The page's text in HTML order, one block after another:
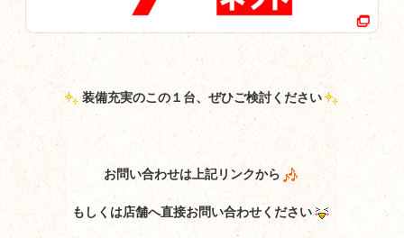
装備充実のこの１台、ぜひご検討ください
お問い合わせは上記リンクから
もしくは店舗へ直接お問い合わせください